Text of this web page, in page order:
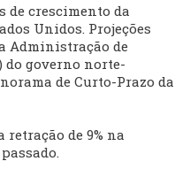
de crescimento da
Unidos. Projeções
Administração de
do governo norte-
de Curto-Prazo da
de 9% na